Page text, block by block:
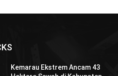
Kemarau Ekstrem Ancam 43